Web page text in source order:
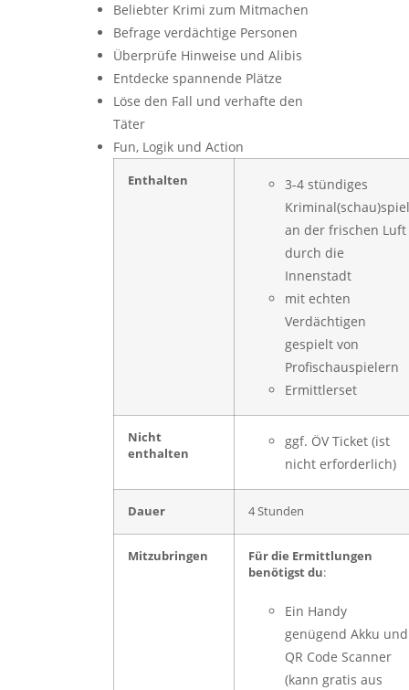
Beliebter Krimi zum Mitmachen
Befrage verdächtige Personen
Überprüfe Hinweise und Alibis
Entdecke spannende Plätze
Löse den Fall und verhafte den
Täter
Fun, Logik und Action
Enthalten
3-4 stündiges
Kriminal(schau)spiel
an der frischen Luft
durch die
Innenstadt
mit echten
Verdächtigen
gespielt von
Profischauspielern
Ermittlerset
Nicht
enthalten
ggf. ÖV Ticket (ist
nicht erforderlich)
Dauer 4 Stunden
Mitzubringen
Für die Ermittlungen
benötigst du:
Ein Handy
genügend Akku und
QR Code Scanner
(kann gratis aus